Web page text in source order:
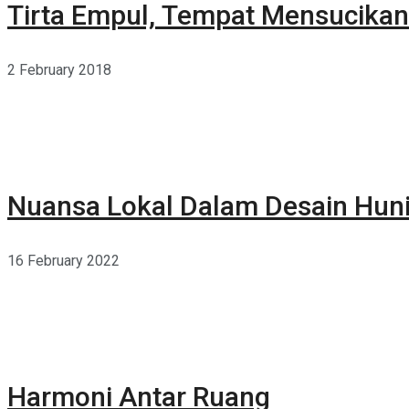
Tirta Empul, Tempat
2 February 2018
Nuansa Lokal Dalam Desain
16 February 2022
Harmoni Antar Ruang